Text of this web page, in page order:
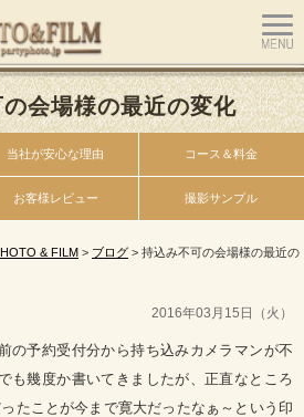
会場様の最近の変化
当社が安心な理由 コース＆料金
お客様レビュー 撮影サンプル
& FILM > ブログ > 持込み不可の会場様の最近の
2016年03月15日（火）
の予約受付分から持ち込みカメラマンが不
も幾度か書いてきましたが、正直なところ
たことが今まで寛大だったなぁ～という印